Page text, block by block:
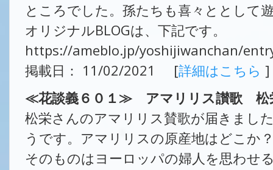
ところでした。孫たちも喜々ととして
オリジナルBLOGは、下記です。
https://ameblo.jp/yoshijiwanchan/
掲載日： 11/02/2021 [詳細はこちら ]
≪花談義６０１≫ アマリリス讃歌​​​​​​​ 松
松栄さんのアマリリス賛歌が届きまし
うです。アマリリスの原産地はどこか
そのものはヨーロッパの婦人を思わせ